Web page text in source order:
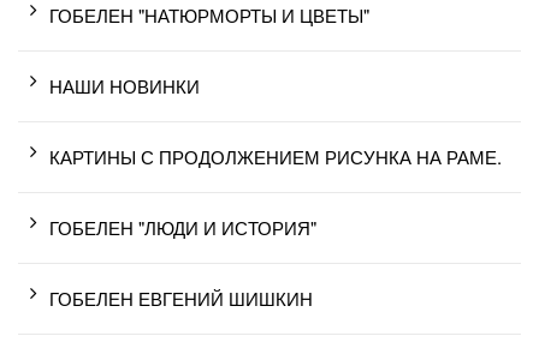
ГОБЕЛЕН "НАТЮРМОРТЫ И ЦВЕТЫ"
НАШИ НОВИНКИ
КАРТИНЫ С ПРОДОЛЖЕНИЕМ РИСУНКА НА РАМЕ.
ГОБЕЛЕН "ЛЮДИ И ИСТОРИЯ"
ГОБЕЛЕН ЕВГЕНИЙ ШИШКИН